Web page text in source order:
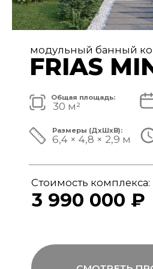
4 890 000 ₽
Монтаж:
2 дня
8,4 × 4,8 × 3,1 м
Размеры (ДxШxВ):
32 дня
изготовления:
40 м²
модульный банный комплекс